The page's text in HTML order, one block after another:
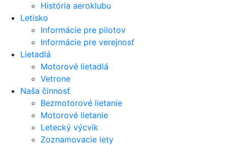
História aeroklubu
Letisko
Informácie pre pilotov
Informácie pre verejnosť
Lietadlá
Motorové lietadlá
Vetrone
Naša činnosť
Bezmotorové lietanie
Motorové lietanie
Letecký výcvik
Zoznamovacie lety